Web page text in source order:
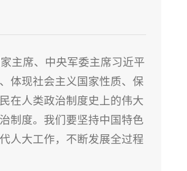
主席、中央军委主席习近平
体现社会主义国家性质、保
在人类政治制度史上的伟大
制度。我们要坚持中国特色
人大工作，不断发展全过程